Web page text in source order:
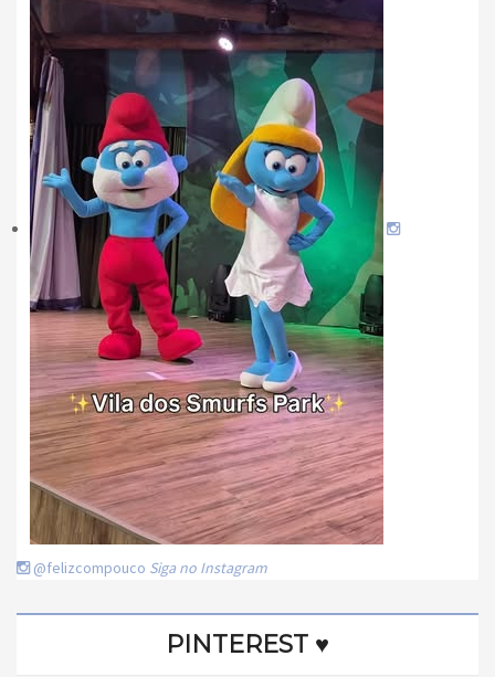
@felizcompouco Siga no Instagram
PINTEREST ♥